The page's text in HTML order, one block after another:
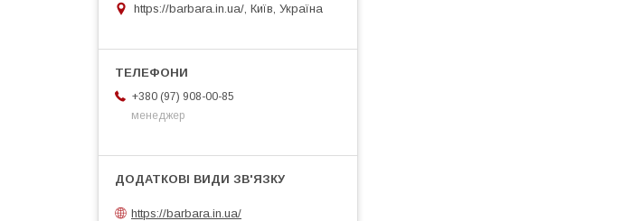
https://barbara.in.ua/, Київ, Україна
+380 (97) 908-00-85
менеджер
https://barbara.in.ua/